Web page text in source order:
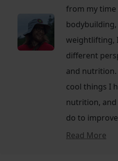
from my
weightlifting,
different
and
cool things I
nutrition, and
do to
Read More